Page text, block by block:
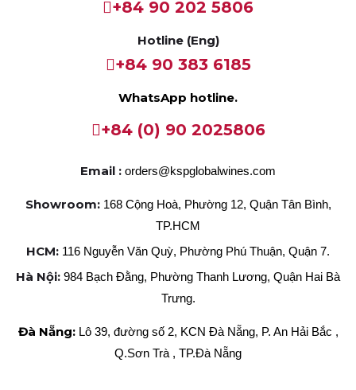
+84 90 202 5806
Hotline (Eng)
+84 90 383 6185
WhatsApp hotline.
+84 (0) 90 2025806
Email : orders@kspglobalwines.com
Showroom: 168 Cộng Hoà, Phường 12, Quận Tân Bình,
TP.HCM
HCM: 116 Nguyễn Văn Quỳ, Phường Phú Thuận, Quận 7.
Hà Nội: 984 Bạch Đằng, Phường Thanh Lương, Quận Hai Bà
Trưng.
Đà Nẵng:Lô 39, đường số 2, KCN Đà Nẵng, P. An Hải Bắc ,
Q.Sơn Trà , TP.Đà Nẵng